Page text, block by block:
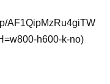
AF1QipMzRu4giTW
h600-k-no)